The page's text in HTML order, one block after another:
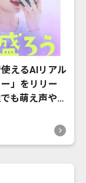
えるAIリアル
」をリリー
も萌え声やイ